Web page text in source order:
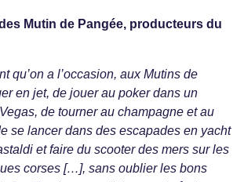
Mutin de Pangée, producteurs du
qu’on a l’occasion, aux Mutins de
en jet, de jouer au poker dans un
de tourner au champagne et au
se lancer dans des escapades en yacht
et faire du scooter des mers sur les
corses […], sans oublier les bons